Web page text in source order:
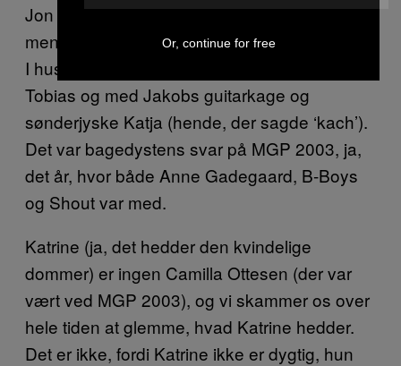
Jon havde puttet gedeost i sin. Undskyld,
men kan I huske Tobias? I det hele taget, kan
I huske sæson tre? Det var sæsonen med
Tobias og med Jakobs guitarkage og
sønderjyske Katja (hende, der sagde ‘kach’).
Det var bagedystens svar på MGP 2003, ja,
det år, hvor både Anne Gadegaard, B-Boys
og Shout var med.
Katrine (ja, det hedder den kvindelige
dommer) er ingen Camilla Ottesen (der var
vært ved MGP 2003), og vi skammer os over
hele tiden at glemme, hvad Katrine hedder.
Det er ikke, fordi Katrine ikke er dygtig, hun
Or, continue for free